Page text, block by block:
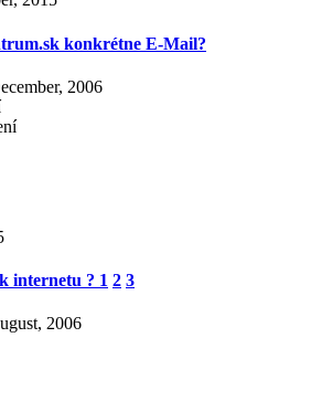
konkrétne E-Mail?
2006
internetu ? 1 2 3
2006